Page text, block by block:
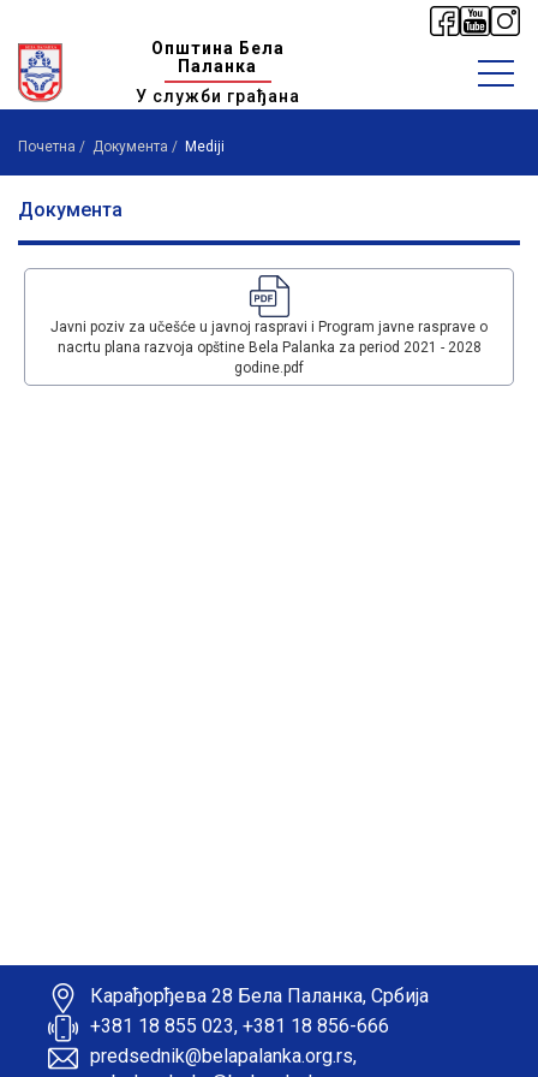
Општина Бела
Паланка
У служби грађана
Почетна Документа Mediji
Документа
Javni poziv za učešće u javnoj raspravi i Program javne rasprave o
nacrtu plana razvoja opštine Bela Palanka za period 2021 - 2028
godine.pdf
Карађорђева 28 Бела Паланка, Србија
+381 18 855 023, +381 18 856-666
predsednik@belapalanka.org.rs,